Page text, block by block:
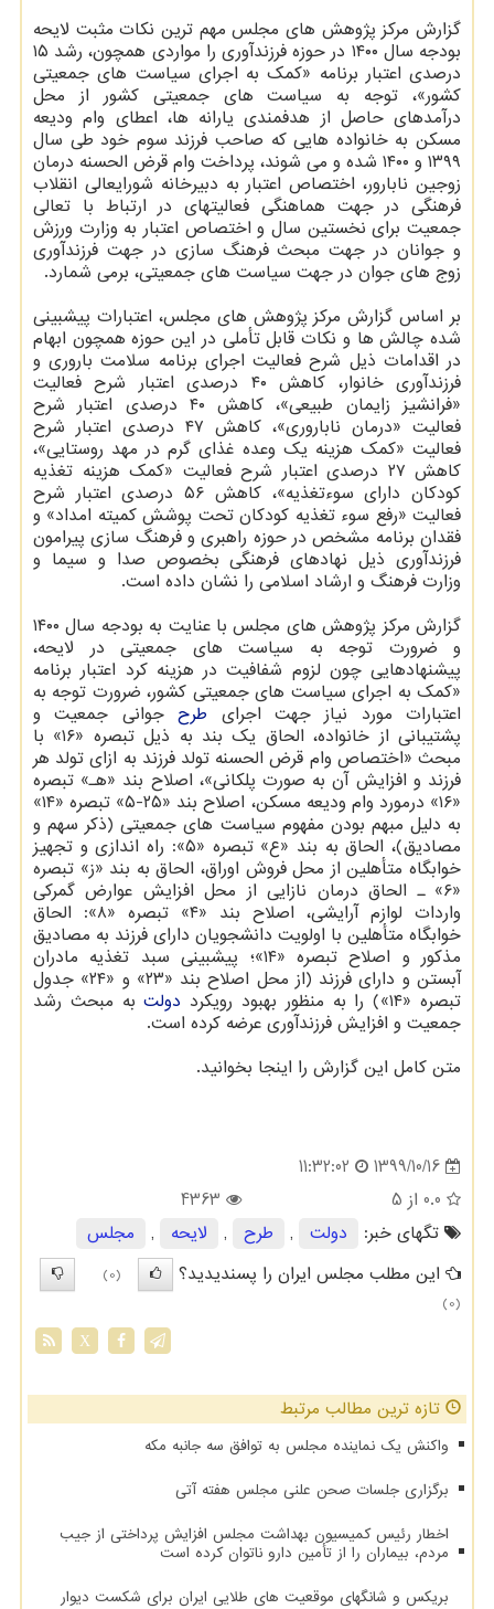
گزارش مرکز پژوهش های مجلس مهم ترین نکات مثبت لایحه
بودجه سال ۱۴۰۰ در حوزه فرزندآوری را مواردی همچون، رشد ۱۵
درصدی اعتبار برنامه «کمک به اجرای سیاست های جمعیتی
کشور»، توجه به سیاست های جمعیتی کشور از محل
درآمدهای حاصل از هدفمندی یارانه ها، اعطای وام ودیعه
مسکن به خانواده هایی که صاحب فرزند سوم خود طی سال
۱۳۹۹ و ۱۴۰۰ شده و می شوند، پرداخت وام قرض الحسنه درمان
زوجین نابارور، اختصاص اعتبار به دبیرخانه شورایعالی انقلاب
فرهنگی در جهت هماهنگی فعالیتهای در ارتباط با تعالی
جمعیت برای نخستین سال و اختصاص اعتبار به وزارت ورزش
و جوانان در جهت مبحث فرهنگ سازی در جهت فرزندآوری
زوج های جوان در جهت سیاست های جمعیتی، برمی شمارد.
بر اساس گزارش مرکز پژوهش های مجلس، اعتبارات پیشبینی
شده چالش ها و نکات قابل تأملی در این حوزه همچون ابهام
در اقدامات ذیل شرح فعالیت اجرای برنامه سلامت باروری و
فرزندآوری خانوار، کاهش ۴۰ درصدی اعتبار شرح فعالیت
«فرانشیز زایمان طبیعی»، کاهش ۴۰ درصدی اعتبار شرح
فعالیت «درمان ناباروری»، کاهش ۴۷ درصدی اعتبار شرح
فعالیت «کمک هزینه یک وعده غذای گرم در مهد روستایی»،
کاهش ۲۷ درصدی اعتبار شرح فعالیت «کمک هزینه تغذیه
کودکان دارای سوءتغذیه»، کاهش ۵۶ درصدی اعتبار شرح
فعالیت «رفع سوء تغذیه کودکان تحت پوشش کمیته امداد» و
فقدان برنامه مشخص در حوزه راهبری و فرهنگ سازی پیرامون
فرزندآوری ذیل نهادهای فرهنگی بخصوص صدا و سیما و
وزارت فرهنگ و ارشاد اسلامی را نشان داده است.
گزارش مرکز پژوهش های مجلس با عنایت به بودجه سال ۱۴۰۰
و ضرورت توجه به سیاست های جمعیتی در لایحه،
پیشنهادهایی چون لزوم شفافیت در هزینه کرد اعتبار برنامه
«کمک به اجرای سیاست های جمعیتی کشور، ضرورت توجه به
اعتبارات مورد نیاز جهت اجرای طرحجوانی جمعیت و
پشتیبانی از خانواده، الحاق یک بند به ذیل تبصره «۱۶» با
مبحث «اختصاص وام قرض الحسنه تولد فرزند به ازای تولد هر
فرزند و افزایش آن به صورت پلکانی»، اصلاح بند «هـ» تبصره
«۱۶» درمورد وام ودیعه مسکن، اصلاح بند «۲۵-۵» تبصره «۱۴»
به دلیل مبهم بودن مفهوم سیاست های جمعیتی (ذکر سهم و
مصادیق)، الحاق به بند «ع» تبصره «۵»: راه اندازی و تجهیز
خوابگاه متأهلین از محل فروش اوراق، الحاق به بند «ز» تبصره
«۶» ـ الحاق درمان نازایی از محل افزایش عوارض گمرکی
واردات لوازم آرایشی، اصلاح بند «۴» تبصره «۸»: الحاق
خوابگاه متأهلین با اولویت دانشجویان دارای فرزند به مصادیق
مذکور و اصلاح تبصره «۱۴»؛ پیشبینی سبد تغذیه مادران
آبستن و دارای فرزند (از محل اصلاح بند «۲۳» و «۲۴» جدول
تبصره «۱۴») را به منظور بهبود رویکرد
دولتبه مبحث رشد
جمعیت و افزایش فرزندآوری عرضه کرده است.
متن کامل این گزارش را اینجا بخوانید.
1399/10/16
11:32:02
0.0 از 5
4363
تگهای خبر:
دولت , طرح , لایحه ,
مجلس
این مطلب مجلس ایران را پسندیدید؟
(0)
(0)
X
تازه ترین مطالب مرتبط
واکنش یک نماینده مجلس به توافق سه جانبه مکه
برگزاری جلسات صحن علنی مجلس هفته آتی
اخطار رئیس کمیسیون بهداشت مجلس افزایش پرداختی از جیب
مردم، بیماران را از تأمین دارو ناتوان کرده است
بریکس و شانگهای موقعیت های طلایی ایران برای شکست دیوار